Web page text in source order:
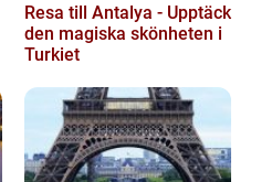
Resa till Antalya - Upptäck
den magiska skönheten i
Turkiet